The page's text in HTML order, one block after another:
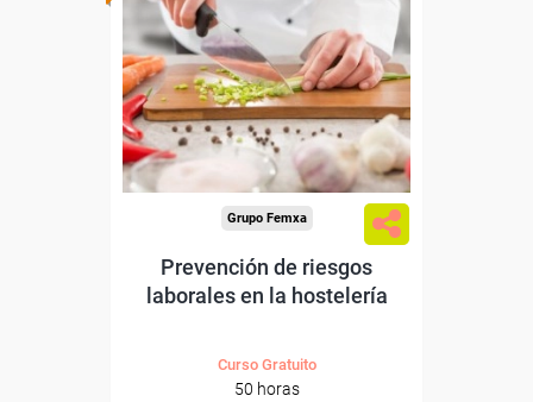
Para desempleados,
trabajadores y autónomos.
Sector
-Hosteleria y Turismo.
Grupo Femxa
Prevención de riesgos
laborales en la hostelería
Curso Gratuito
50 horas